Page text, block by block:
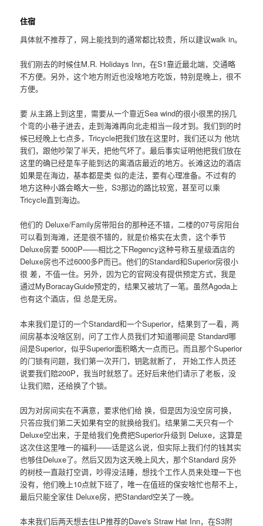
住宿
具体就不推荐了，网上能找到的通常都比较贵，所以建议walk in。
我们刚去的时候住M.R. Holidays Inn，在S1靠近最北端，交通略
不方便。另外，这个地方附近也没啥地方吃饭，特别是晚上，很不
方便。
要 从主路上到这里，需要从一个靠近Sea wind的很小很黑的拐几
个弯的小巷子进去，走到海滩再向北走相当一段才到。我们到的时
候已经晚上七点多，Tricycle把我们放在这里时，我们还以为 他坑
我们，跟他吵架了半天，把他气坏了。最后事实证明他把我们放在
这里的确已经是车子能到达的离酒店最近的地方。长滩这边的酒店
如果是在海边，基本都是类 似的走法，要有心理准备。不过有的
地方这种小路会略大一些，S3那边的路比较宽，甚至可以乘
Tricycle直到海边。
他们的 Deluxe/Family房带阳台的那种还不错，二楼的07号房阳台
可以看到海滩，还是很不错的，就是价格实在太贵，这个季节
Deluxe房要 5000P——相比之下Regency这种号称五星级酒店的
Deluxe房也不过6000多P而已。他们的Standard和Superior房很小
很 差，不值一住。另外，因为它的官网没有提供预定方式，我是
通过MyBoracayGuide预定的，结果又被坑了一笔。虽然Agoda上
也有这个酒店，但 总是无房。
本来我们是订的一个Standard和一个Superior，结果到了一看，两
间房基本没啥区别，问了工作人员我们才知道哪间是 Standard哪
间是Superior，似乎Superior面积略大一点而已。而且那个Superior
的门锁有问题，我们第一次开门，钥匙就断了， 开始工作人员还
说要我们赔200P，我当时就怒了。还好后来他们请示了老板，没
让我们赔，还给换了个锁。
因为对房间实在不满意，要求他们给 换，但是因为没空房可换，
只答应我们第二天如果有空的就换给我们。结果第二天只有一个
Deluxe空出来，于是给我们免费把Superior升级到 Deluxe，这算是
这次住这里唯一的福利——话是这么说，但实际上我们付的钱其实
也够住Deluxe了。然后又因为这天晚上风大，那个Standard 房外
的树枝一直敲打空调，吵得没法睡，想找个工作人员来处理一下也
没有，他们晚上10点就下班了，唯一在值班的保安啥忙也帮不上，
最后只能全家住 Deluxe房，把Standard空关了一晚。
本来我们后两天想去住LP推荐的Dave's Straw Hat Inn，在S3附